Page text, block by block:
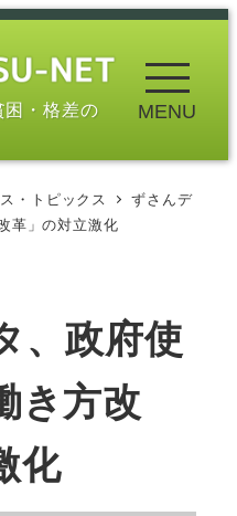
・格差の MENU
・トピックス
ずさんデ
革」の対立激化
、政府使
き方改
化